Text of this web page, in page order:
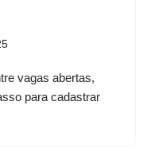
vagas abertas,
para cadastrar